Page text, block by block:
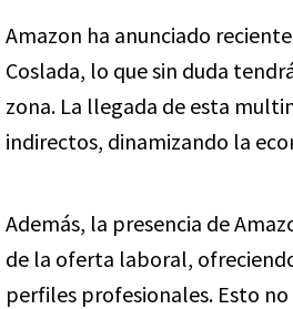
Amazon ha anunciado
Coslada, lo que sin duda
zona. La llegada de esta
indirectos, dinamizando la
Además, la presencia de
de la oferta laboral,
perfiles profesionales. Esto